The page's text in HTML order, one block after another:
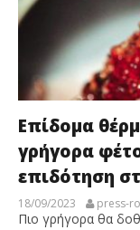
Eπίδομα
γρήγορα
επιδότηση
18/09/2023 press-
Πιο γρήγορα θα